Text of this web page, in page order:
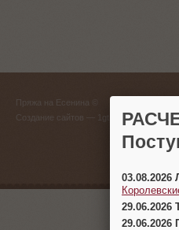
Пряжа на Есенина ©
Создание сайтов
29.06.2026
29.06.2026